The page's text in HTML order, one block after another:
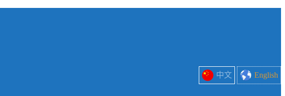
中文 English